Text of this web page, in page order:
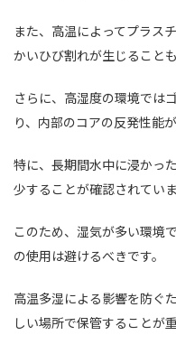
また、高温によってプラス
かいひび割れが生じることも
さらに、高湿度の環境では
り、内部のコアの反発性能
特に、長期間水中に浸かっ
少することが確認されていま
このため、湿気が多い環境
の使用は避けるべきです。
高温多湿による影響を防ぐ
しい場所で保管することが重